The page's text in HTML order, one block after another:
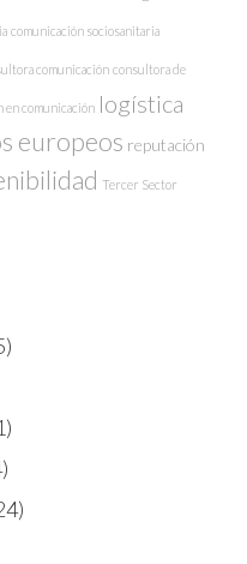
comunicación sociosanitaria
comunicación consultora de
en comunicación logística
europeos reputación
Tercer Sector